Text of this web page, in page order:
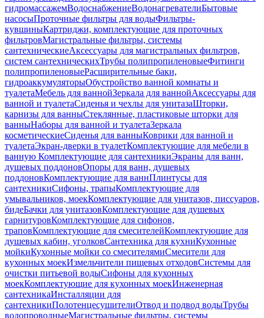
гидромассажемВодоснабжениеВодонагревателиБытовые
насосыПроточные фильтры для водыФильтры-
кувшиныКартриджи, комплектующие для проточных
фильтровМагистральные фильтры, системы
сантехническиеАксессуары для магистральных фильтров,
систем сантехническихТрубы полипропиленовыеФитинги
полипропиленовыеРасширительные баки,
гидроаккумуляторыОбустройство ванной комнаты и
туалетаМебель для ваннойЗеркала для ваннойАксессуары для
ванной и туалетаСиденья и чехлы для унитазаШторки,
карнизы для ванныСтеклянные, пластиковые шторки для
ванныНаборы для ванной и туалетаЗеркала
косметическиеСиденья для ванныКоврики для ванной и
туалетаЭкран-дверки в туалетКомплектующие для мебели в
ванную Комплектующие для сантехникиЭкраны для ванн,
душевых поддоновОпоры для ванн, душевых
поддоновКомплектующие для ваннПлинтусы для
сантехникиСифоны, трапыКомплектующие для
умывальников, моекКомплектующие для унитазов, писсуаров,
бидеБачки для унитазовКомплектующие для душевых
гарнитуровКомплектующие для сифонов,
траповКомплектующие для смесителейКомплектующие для
душевых кабин, уголковСантехника для кухниКухонные
мойкиКухонные мойки со смесителямиСмесители для
кухонных моекИзмельчители пищевых отходовСистемы для
очистки питьевой водыСифоны для кухонных
моекКомплектующие для кухонных моекИнженерная
сантехникаИнсталляции для
сантехникиПолотенцесушителиОтвод и подвод водыТрубы
водопроводныеМагистральные фильтры, системы